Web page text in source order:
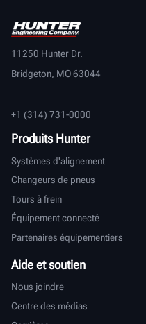
11250 Hunter Dr.
Bridgeton, MO 63044
+1 (314) 731-0000
Produits Hunter
Systèmes d'alignement
Changeurs de pneus
Tours à frein
Équipement connecté
Partenaires équipementiers
Aide et soutien
Nous joindre
Centre des médias